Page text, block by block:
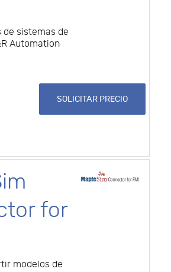
de sistemas de
Automation
SOLICITAR PRECIO
for
modelos de